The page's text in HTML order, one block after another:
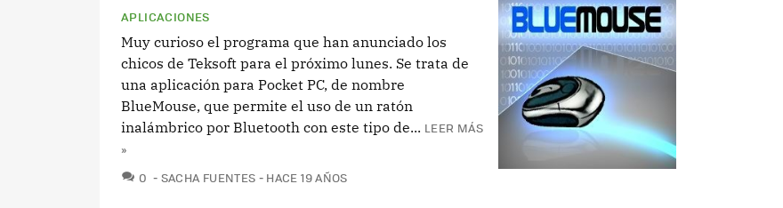
APLICACIONES
Muy curioso el programa que han anunciado los
chicos de Teksoft para el próximo lunes. Se trata de
una aplicación para Pocket PC, de nombre
BlueMouse, que permite el uso de un ratón
inalámbrico por Bluetooth con este tipo de... LEER MÁS
»
0 COMENTARIOS
SACHA FUENTES HACE 19 AÑOS